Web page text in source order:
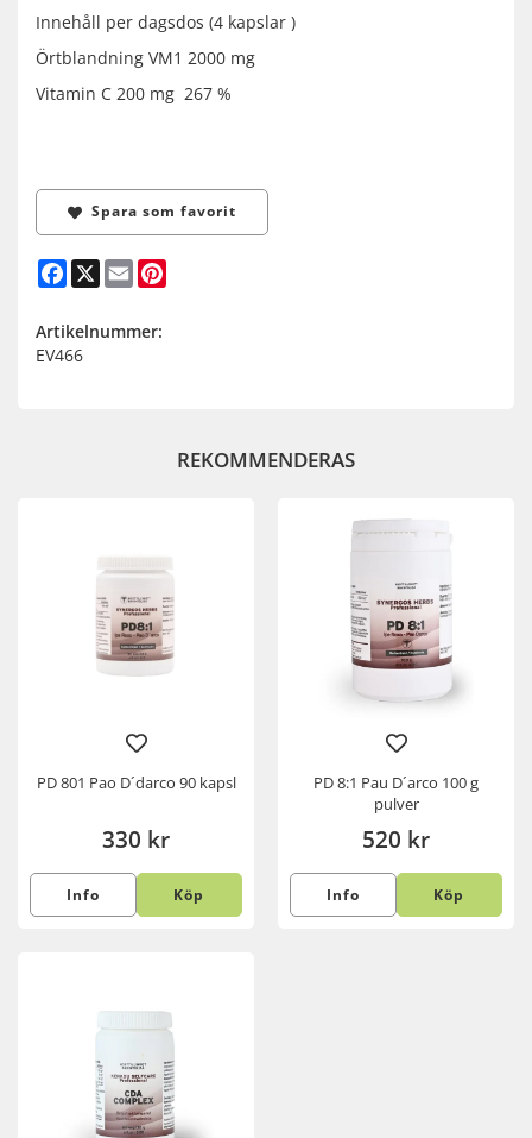
Innehåll per dagsdos (4 kapslar )
Örtblandning VM1 2000 mg
Vitamin C 200 mg 267 %
Spara som favorit
Facebook
X Email
Artikelnummer:
EV466
REKOMMENDERAS
PD 801 Pao D´darco 90 kapsl
330 kr
Info Köp
PD 8:1 Pau D´arco 100 g
pulver
520 kr
Info Köp